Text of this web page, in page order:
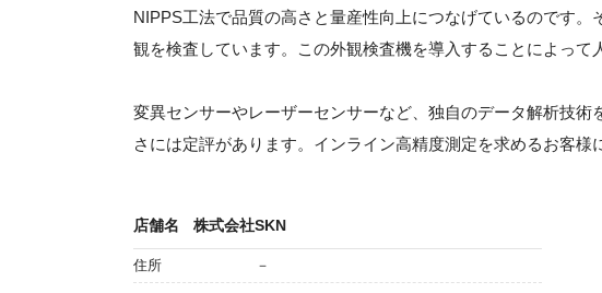
NIPPS工法で品質の高さと量産性向上につなげているのです
観を検査しています。この外観検査機を導入することによって
変異センサーやレーザーセンサーなど、独自のデータ解析技
さには定評があります。インライン高精度測定を求めるお客様
店舗名 株式会社SKN
住所 －